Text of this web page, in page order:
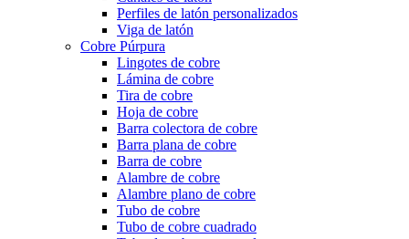
Perfiles de latón personalizados
Viga de latón
Cobre Púrpura
Lingotes de cobre
Lámina de cobre
Tira de cobre
Hoja de cobre
Barra colectora de cobre
Barra plana de cobre
Barra de cobre
Alambre de cobre
Alambre plano de cobre
Tubo de cobre
Tubo de cobre cuadrado